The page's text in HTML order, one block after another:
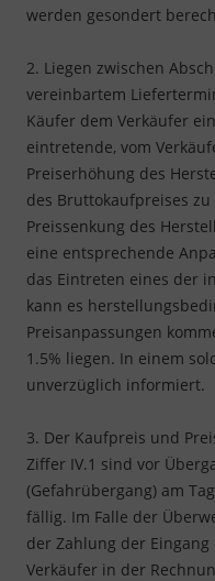
werden gesondert
2. Liegen zwischen
vereinbartem
Käufer dem Verkäufer
eintretende, vom
Preiserhöhung des
des Bruttokaufpreises
Preissenkung des
eine entsprechende
das Eintreten eines der
kann es
Preisanpassungen
1.5% liegen. In einem
unverzüglich informiert.
3. Der Kaufpreis und
Ziffer IV.1 sind vor
(Gefahrübergang) am
fällig. Im Falle der
der Zahlung der
Verkäufer in der